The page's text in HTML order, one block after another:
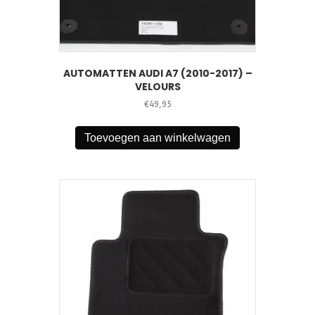
AUTOMATTEN AUDI A7 (2010-2017) –
VELOURS
€49,95
Toevoegen aan winkelwagen